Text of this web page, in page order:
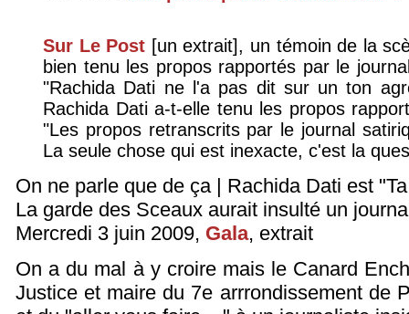
Sur Le Post [un extrait], un témoin de la
bien tenu les propos rapportés par le
"Rachida Dati ne l'a pas dit sur un ton
Rachida Dati a-t-elle tenu les propos
"Les propos retranscrits par le journal
La seule chose qui est inexacte, c'est la
On ne parle que de ça | Rachida Dati est
La garde des Sceaux aurait insulté un
Mercredi 3 juin 2009, Gala, extrait
On a du mal à y croire mais le Canard
Justice et maire du 7e arrrondissement de